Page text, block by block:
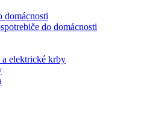
domácnosti
do domácnosti
elektrické krby